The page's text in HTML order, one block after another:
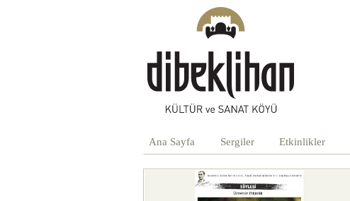
Ana Sayfa Sergiler Etkinlikler